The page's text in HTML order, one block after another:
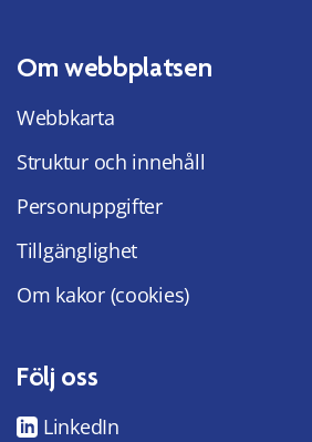
Om webbplatsen
Webbkarta
Struktur och innehåll
Personuppgifter
Tillgänglighet
Om kakor (cookies)
Följ oss
LinkedIn